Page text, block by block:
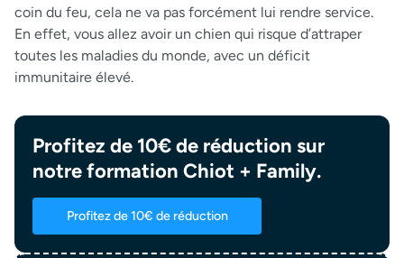
coin du feu, cela ne va pas forcément lui rendre service.
En effet, vous allez avoir un chien qui risque d’attraper
toutes les maladies du monde, avec un déficit
immunitaire élevé.
Profitez de 10€ de réduction sur
notre formation Chiot + Family.
Profitez de 10€ de réduction